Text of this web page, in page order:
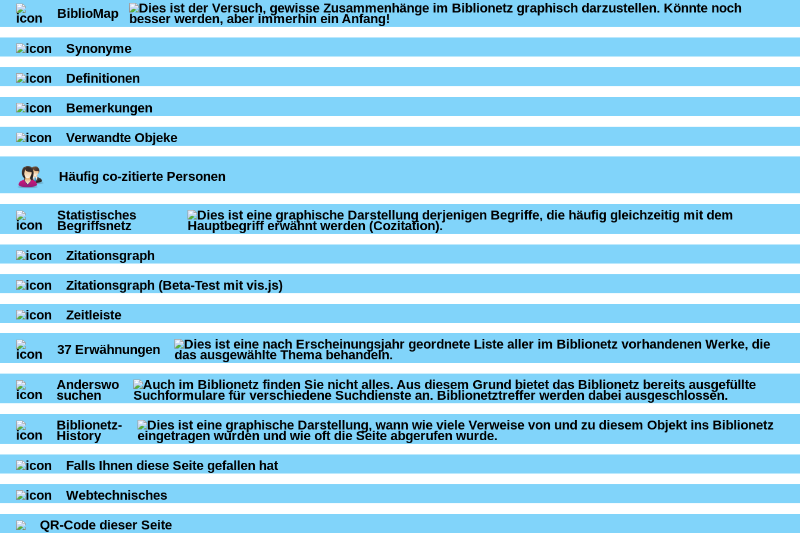
BiblioMap
Synonyme
Definitionen
Bemerkungen
Verwandte Objeke
Häufig co-zitierte Personen
Statistisches
Begriffsnetz
Zitationsgraph
Zitationsgraph (Beta-Test mit vis.js)
Zeitleiste
37 Erwähnungen
Anderswo
suchen
Biblionetz-
History
Falls Ihnen diese Seite gefallen hat
Webtechnisches
QR-Code dieser Seite